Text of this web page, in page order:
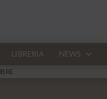
LIBRERIA NEWS